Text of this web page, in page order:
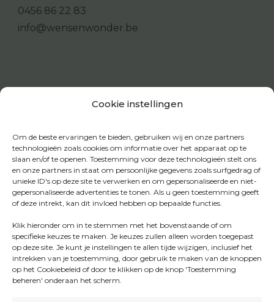
Cookie instellingen
Om de beste ervaringen te bieden, gebruiken wij en onze partners
technologieën zoals cookies om informatie over het apparaat op te
slaan en/of te openen. Toestemming voor deze technologieën stelt ons
en onze partners in staat om persoonlijke gegevens zoals surfgedrag of
unieke ID's op deze site te verwerken en om gepersonaliseerde en niet-
gepersonaliseerde advertenties te tonen. Als u geen toestemming geeft
of deze intrekt, kan dit invloed hebben op bepaalde functies.
Klik hieronder om in te stemmen met het bovenstaande of om
specifieke keuzes te maken. Je keuzes zullen alleen worden toegepast
op deze site. Je kunt je instellingen te allen tijde wijzigen, inclusief het
intrekken van je toestemming, door gebruik te maken van de knoppen
op het Cookiebeleid of door te klikken op de knop 'Toestemming
beheren' onderaan het scherm.
0456 86 22 83
info@wensenwonder.be